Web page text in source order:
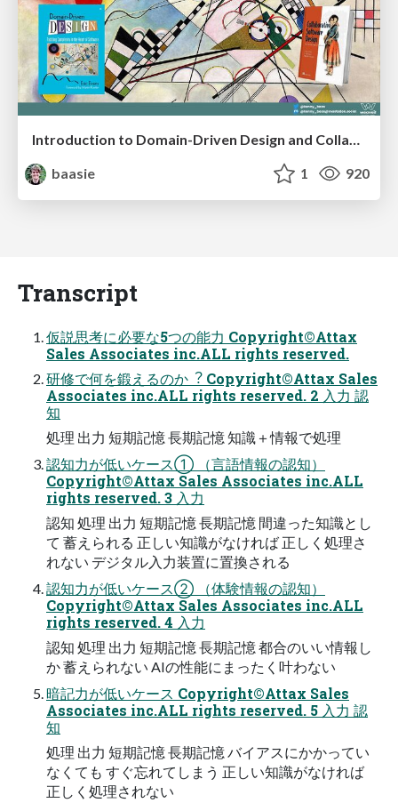
baasie
1 920
Transcript
仮説思考に必要な5つの能⼒ Copyright©Attax
Sales Associates inc.ALL rights reserved.
研修で何を鍛えるのか︖ Copyright©Attax Sales
Associates inc.ALL rights reserved. 2 ⼊⼒ 認
知
処理 出⼒ 短期記憶 ⻑期記憶 知識＋情報で処理
認知⼒が低いケース① （言語情報の認知）
Copyright©Attax Sales Associates inc.ALL
rights reserved. 3 ⼊⼒
認知 処理 出⼒ 短期記憶 ⻑期記憶 間違った知識とし
て 蓄えられる 正しい知識がなければ 正しく処理さ
れない デジタル⼊⼒装置に置換される
認知⼒が低いケース② （体験情報の認知）
Copyright©Attax Sales Associates inc.ALL
rights reserved. 4 ⼊⼒
認知 処理 出⼒ 短期記憶 ⻑期記憶 都合のいい情報し
か 蓄えられない AIの性能にまったく叶わない
暗記⼒が低いケース Copyright©Attax Sales
Associates inc.ALL rights reserved. 5 ⼊⼒ 認
知
処理 出⼒ 短期記憶 ⻑期記憶 バイアスにかかってい
なくても すぐ忘れてしまう 正しい知識がなければ
正しく処理されない